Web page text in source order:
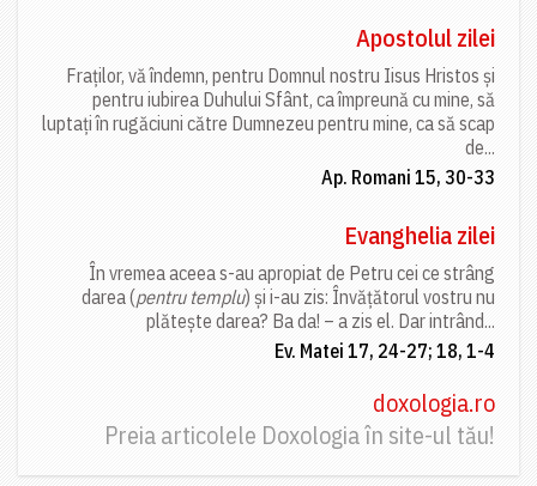
Apostolul zilei
Fraților, vă îndemn, pentru Domnul nostru Iisus Hristos și
pentru iubirea Duhului Sfânt, ca împreună cu mine, să
luptați în rugăciuni către Dumnezeu pentru mine, ca să scap
de...
Ap. Romani 15, 30-33
Evanghelia zilei
În vremea aceea s-au apropiat de Petru cei ce strâng
darea (pentru templu) și i-au zis: Învățătorul vostru nu
plătește darea? Ba da! – a zis el. Dar intrând...
Ev. Matei 17, 24-27; 18, 1-4
doxologia.ro
Preia articolele Doxologia în site-ul tău!